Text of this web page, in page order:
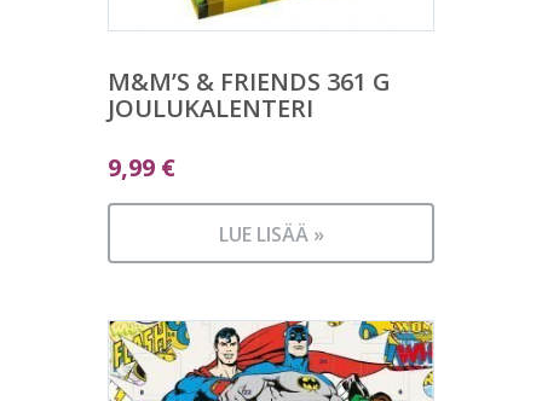
M&M’S & FRIENDS 361 G
JOULUKALENTERI
9,99 €
LUE LISÄÄ »